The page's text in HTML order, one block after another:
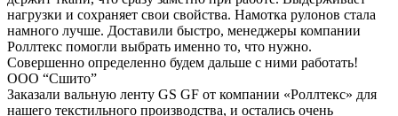
нагрузки и сохраняет свои свойства. Намотка рулонов стала
намного лучше. Доставили быстро, менеджеры компании
Роллтекс помогли выбрать именно то, что нужно.
Совершенно определенно будем дальше с ними работать!
ООО “Сшито”
Заказали вальную ленту GS GF от компании «Роллтекс» для
нашего текстильного производства, и остались очень